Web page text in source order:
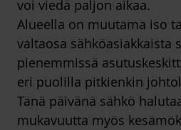
voi viedä paljon aikaa.
Alueella on muutama iso
valtaosa sähköasiakkaista
pienemmissä
eri puolilla pitkienkin
Tänä päivänä sähkö
mukavuutta myös